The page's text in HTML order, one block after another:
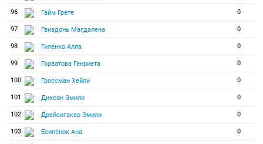
96 Гайм Грете 0
97 Гвиздонь Магдалена 0
98 Гиленко Алла 0
99 Горватова Генриета 0
100 Гроссман Хейли 0
101 Диксон Эмили 0
102 Дрейсигакер Эмили 0
103 Есипёнок Ана 0